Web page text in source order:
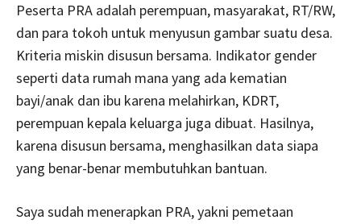
Peserta PRA adalah perempuan, masyarakat, RT/RW,
dan para tokoh untuk menyusun gambar suatu desa.
Kriteria miskin disusun bersama. Indikator gender
seperti data rumah mana yang ada kematian
bayi/anak dan ibu karena melahirkan, KDRT,
perempuan kepala keluarga juga dibuat. Hasilnya,
karena disusun bersama, menghasilkan data siapa
yang benar-benar membutuhkan bantuan.
Saya sudah menerapkan PRA, yakni pemetaan